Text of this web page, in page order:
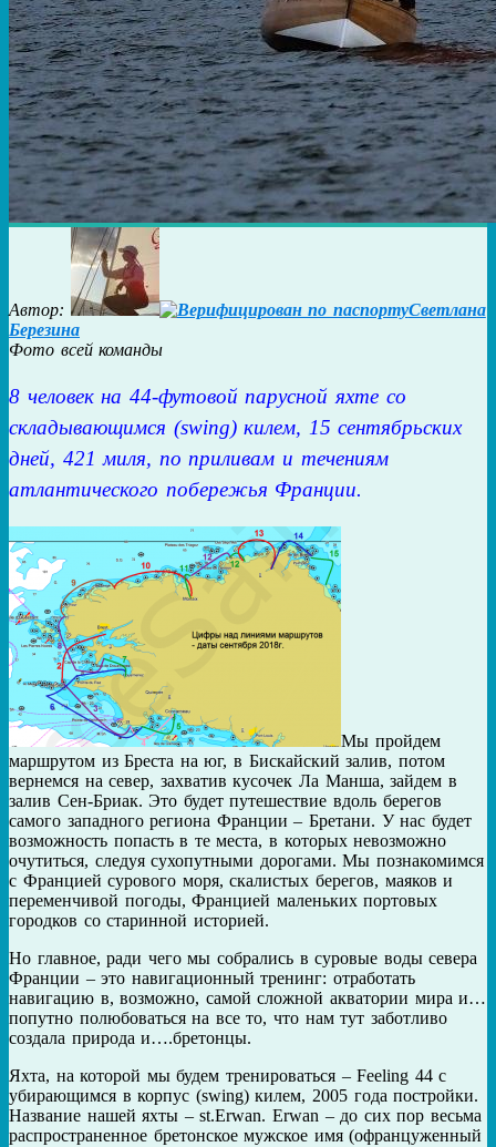
Автор:
Светлана
Березина
Фото всей команды
8 человек на 44-футовой парусной яхте со
складывающимся (swing) килем, 15 сентябрьских
дней, 421 миля, по приливам и течениям
атлантического побережья Франции.
Мы пройдем
маршрутом из Бреста на юг, в Бискайский залив, потом
вернемся на север, захватив кусочек Ла Манша, зайдем в
залив Сен-Бриак. Это будет путешествие вдоль берегов
самого западного региона Франции – Бретани. У нас будет
возможность попасть в те места, в которых невозможно
очутиться, следуя сухопутными дорогами. Мы познакомимся
с Францией сурового моря, скалистых берегов, маяков и
переменчивой погоды, Францией маленьких портовых
городков со старинной историей.
Но главное, ради чего мы собрались в суровые воды севера
Франции – это навигационный тренинг: отработать
навигацию в, возможно, самой сложной акватории мира и…
попутно полюбоваться на все то, что нам тут заботливо
создала природа и….бретонцы.
Яхта, на которой мы будем тренироваться – Feeling 44 с
убирающимся в корпус (swing) килем, 2005 года постройки.
Название нашей яхты – st.Erwan. Erwan – до сих пор весьма
распространенное бретонское мужское имя (офранцуженный